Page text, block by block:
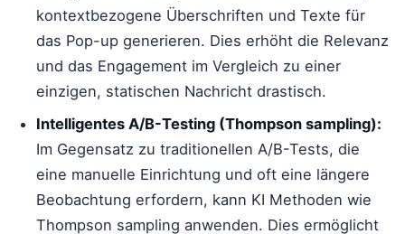
kontextbezogene Überschriften und Texte für
das Pop-up generieren. Dies erhöht die Relevanz
und das Engagement im Vergleich zu einer
einzigen, statischen Nachricht drastisch.
Intelligentes A/B-Testing (Thompson sampling):
Im Gegensatz zu traditionellen A/B-Tests, die
eine manuelle Einrichtung und oft eine längere
Beobachtung erfordern, kann KI Methoden wie
Thompson sampling anwenden. Dies ermöglicht